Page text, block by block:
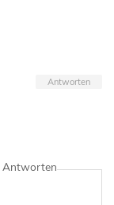
Antworten
Antworten